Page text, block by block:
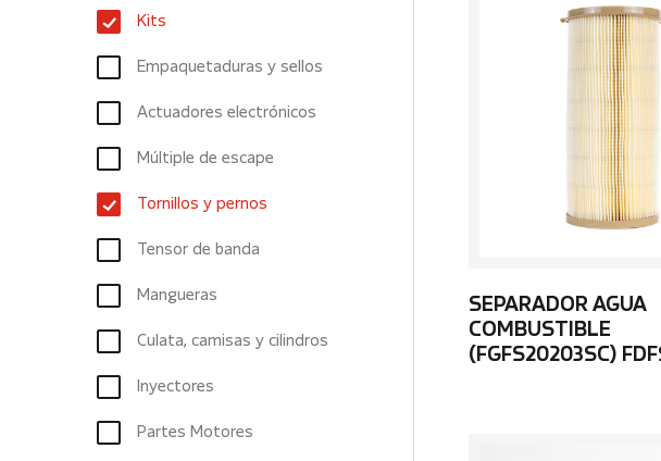
Kits
Empaquetaduras y sellos
Actuadores electrónicos
Múltiple de escape
Tornillos y pernos
Tensor de banda
Mangueras
Culata, camisas y cilindros
Inyectores
Partes Motores
SEPARADOR AGUA
COMBUSTIBLE
(FGFS20203SC)